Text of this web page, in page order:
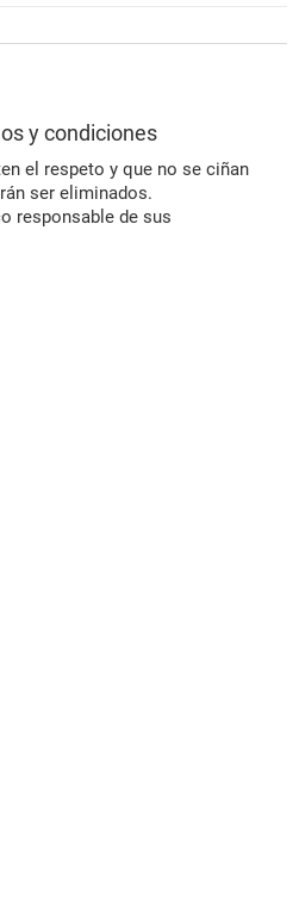
y condiciones
el respeto y que no se ciñan
ser eliminados.
responsable de sus